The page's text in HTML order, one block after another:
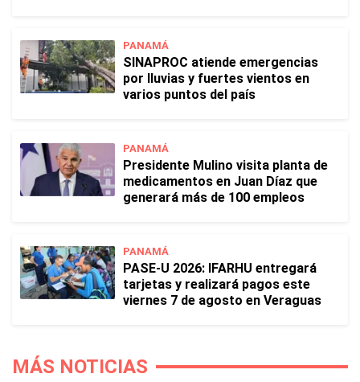
PANAMÁ
SINAPROC atiende emergencias
por lluvias y fuertes vientos en
varios puntos del país
PANAMÁ
Presidente Mulino visita planta de
medicamentos en Juan Díaz que
generará más de 100 empleos
PANAMÁ
PASE-U 2026: IFARHU entregará
tarjetas y realizará pagos este
viernes 7 de agosto en Veraguas
MÁS NOTICIAS